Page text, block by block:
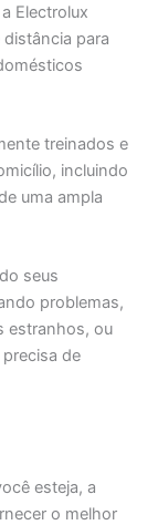
a Electrolux
para
treinados e
incluindo
uma ampla
seus
problemas,
estranhos, ou
de
esteja, a
o melhor